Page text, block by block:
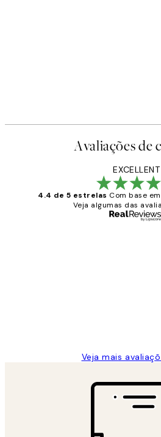
Avaliações de
EXCELLENT
4.4 de 5 estrelas Com base
Veja algumas das
Veja mais